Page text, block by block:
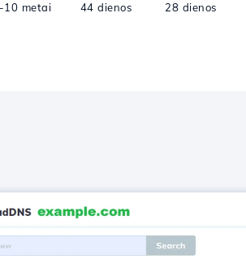
10 metai 44 dienos 28 dienos